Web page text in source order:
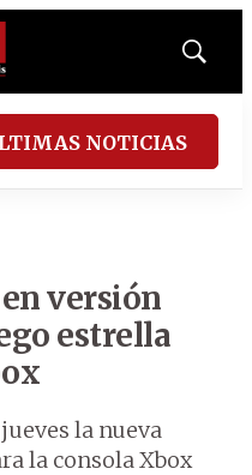
Mostrar
NOTICIAS
en versión
estrella
la nueva
la consola Xbox